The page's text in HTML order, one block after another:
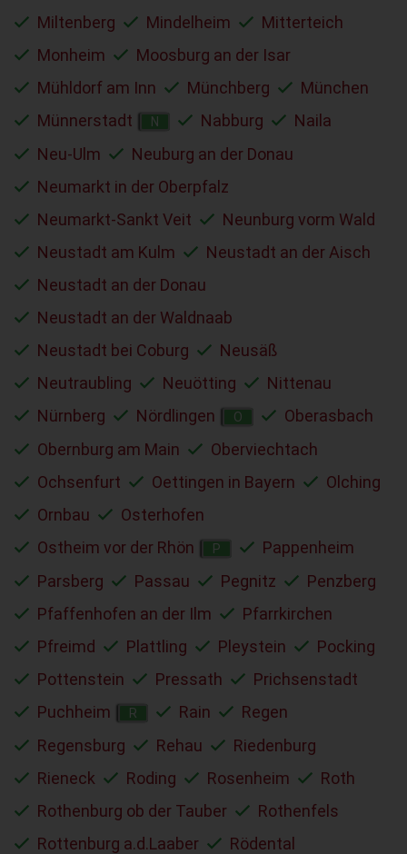
Miltenberg
Mindelheim
Mitterteich
Monheim
Moosburg an der Isar
Mühldorf am Inn
Münchberg
München
Münnerstadt
N Nabburg
Naila
Neu-Ulm
Neuburg an der Donau
Neumarkt in der Oberpfalz
Neumarkt-Sankt Veit
Neunburg vorm Wald
Neustadt am Kulm
Neustadt an der Aisch
Neustadt an der Donau
Neustadt an der Waldnaab
Neustadt bei Coburg
Neusäß
Neutraubling
Neuötting
Nittenau
Nürnberg
Nördlingen O
Oberasbach
Obernburg am Main
Oberviechtach
Ochsenfurt
Oettingen in Bayern
Olching
Ornbau
Osterhofen
Ostheim vor der Rhön
P
Pappenheim
Parsberg
Passau Pegnitz
Penzberg
Pfaffenhofen an der Ilm
Pfarrkirchen
Pfreimd
Plattling Pleystein
Pocking
Pottenstein
Pressath
Prichsenstadt
Puchheim
R Rain
Regen
Regensburg
Rehau
Riedenburg
Rieneck
Roding Rosenheim
Roth
Rothenburg ob der Tauber
Rothenfels
Rottenburg a.d.Laaber
Rödental